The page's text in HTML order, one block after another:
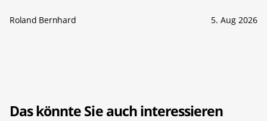
Roland Bernhard 5. Aug 2026
Das könnte Sie auch interessieren